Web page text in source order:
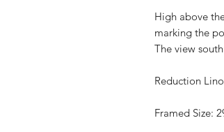
High above
marking the
The view
Reduction
Framed Size: